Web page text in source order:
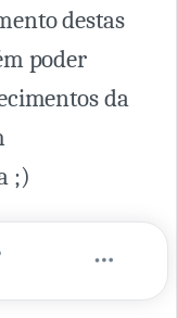
destas
poder
da
;)